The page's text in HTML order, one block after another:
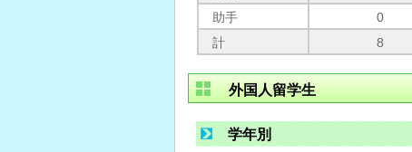
助手
0
計
8
外国人留学生
学年別